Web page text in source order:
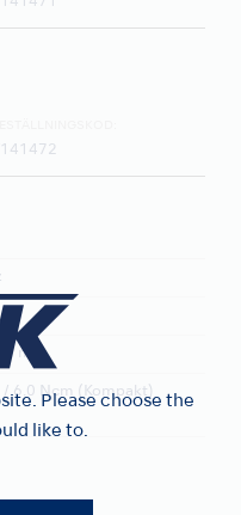
Please choose the
like to.
mm
6.0 Ncm (Kompakt)